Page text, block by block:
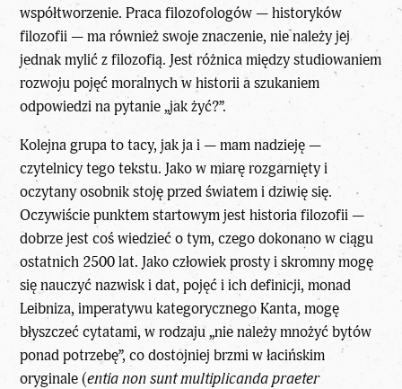
współtworzenie. Praca filozofologów — historyków
filozofii — ma również swoje znaczenie, nie należy jej
jednak mylić z filozofią. Jest różnica między studiowaniem
rozwoju pojęć moralnych w historii a szukaniem
odpowiedzi na pytanie „jak żyć?”.
Kolejna grupa to tacy, jak ja i — mam nadzieję —
czytelnicy tego tekstu. Jako w miarę rozgarnięty i
oczytany osobnik stoję przed światem i dziwię się.
Oczywiście punktem startowym jest historia filozofii —
dobrze jest coś wiedzieć o tym, czego dokonano w ciągu
ostatnich 2500 lat. Jako człowiek prosty i skromny mogę
się nauczyć nazwisk i dat, pojęć i ich definicji, monad
Leibniza, imperatywu kategorycznego Kanta, mogę
błyszczeć cytatami, w rodzaju „nie należy mnożyć bytów
ponad potrzebę”, co dostojniej brzmi w łacińskim
oryginale (entia non sunt multiplicanda praeter